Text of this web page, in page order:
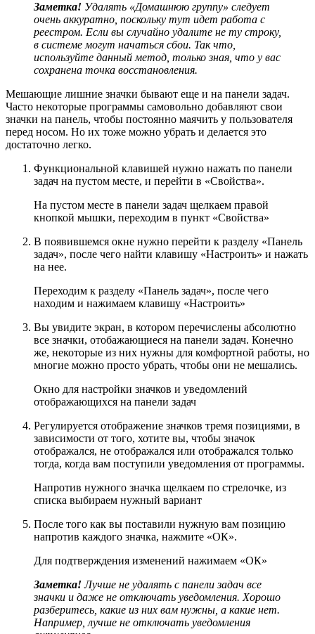
Заметка! Удалять «Домашнюю группу» следует
очень аккуратно, поскольку тут идет работа с
реестром. Если вы случайно удалите не ту строку,
в системе могут начаться сбои. Так что,
используйте данный метод, только зная, что у вас
сохранена точка восстановления.
Мешающие лишние значки бывают еще и на панели задач.
Часто некоторые программы самовольно добавляют свои
значки на панель, чтобы постоянно маячить у пользователя
перед носом. Но их тоже можно убрать и делается это
достаточно легко.
Функциональной клавишей нужно нажать по панели
задач на пустом месте, и перейти в «Свойства».
На пустом месте в панели задач щелкаем правой
кнопкой мышки, переходим в пункт «Свойства»
В появившемся окне нужно перейти к разделу «Панель
задач», после чего найти клавишу «Настроить» и нажать
на нее.
Переходим к разделу «Панель задач», после чего
находим и нажимаем клавишу «Настроить»
Вы увидите экран, в котором перечислены абсолютно
все значки, отобажающиеся на панели задач. Конечно
же, некоторые из них нужны для комфортной работы, но
многие можно просто убрать, чтобы они не мешались.
Окно для настройки значков и уведомлений
отображающихся на панели задач
Регулируется отображение значков тремя позициями, в
зависимости от того, хотите вы, чтобы значок
отображался, не отображался или отображался только
тогда, когда вам поступили уведомления от программы.
Напротив нужного значка щелкаем по стрелочке, из
списка выбираем нужный вариант
После того как вы поставили нужную вам позицию
напротив каждого значка, нажмите «ОК».
Для подтверждения изменений нажимаем «ОК»
Заметка!Лучше не удалять с панели задач все
значки и даже не отключать уведомления. Хорошо
разберитесь, какие из них вам нужны, а какие нет.
Например, лучше не отключать уведомления